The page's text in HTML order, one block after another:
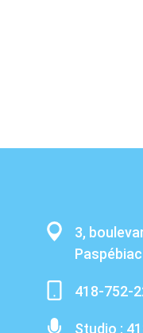
3,
418-752-
Studio :